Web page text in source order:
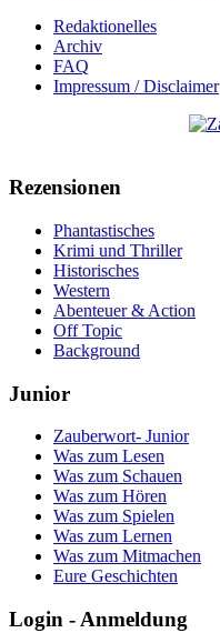
Redaktionelles
Archiv
FAQ
Impressum / Disclaimer
Rezensionen
Phantastisches
Krimi und Thriller
Historisches
Western
Abenteuer & Action
Off Topic
Background
Junior
Zauberwort- Junior
Was zum Lesen
Was zum Schauen
Was zum Hören
Was zum Spielen
Was zum Lernen
Was zum Mitmachen
Eure Geschichten
Login - Anmeldung